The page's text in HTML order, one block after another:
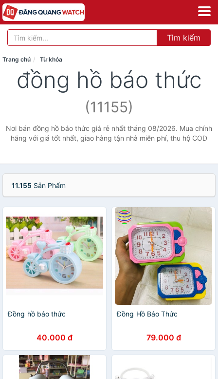
Tìm kiếm
Trang chủ Từ khóa
đồng hồ báo thức
(11155)
Nơi bán đồng hồ báo thức giá rẻ nhất tháng 08/2026. Mua chính
hãng với giá tốt nhất, giao hàng tận nhà miễn phí, thu hộ COD
11.155 Sản Phẩm
Đồng hồ báo thức
40.000 đ
Đồng Hồ Báo Thức
79.000 đ